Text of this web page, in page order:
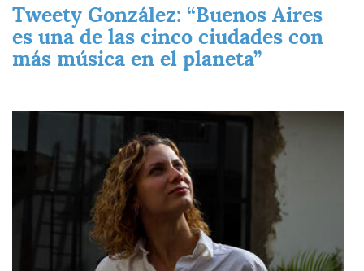
Tweety González: “Buenos Aires
es una de las cinco ciudades con
más música en el planeta”